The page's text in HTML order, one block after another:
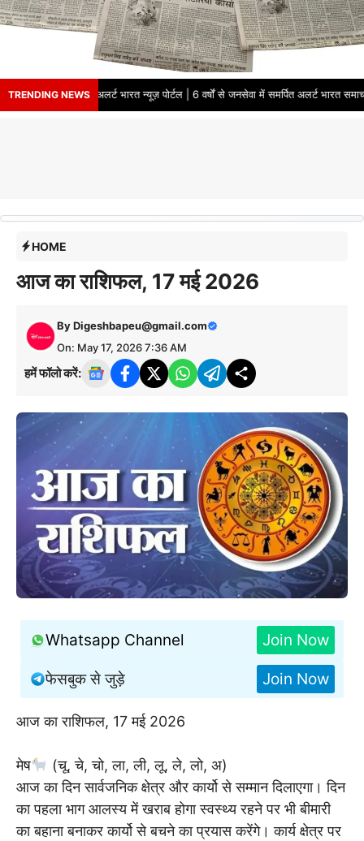
TRENDING NEWS
नाम – अलर्ट भारत न्यूज़ पोर्टल | 6 वर्षों से जनसेवा में समर्पित अलर्ट भारत समाचार पत्र
HOME
आज का राशिफल, 17 मई 2026
ByDigeshbapeu@gmail.com
On: May 17, 2026 7:36 AM
हमें फॉलो करें:
Whatsapp Channel Join Now
फेसबुक से जुड़े Join Now
आज का राशिफल, 17 मई 2026
मेष
(चू, चे, चो, ला, ली, लू, ले, लो, अ)
आज का दिन सार्वजनिक क्षेत्र और कार्यो से सम्मान दिलाएगा। दिन
का पहला भाग आलस्य में खराब होगा स्वस्थ्य रहने पर भी बीमारी
का बहाना बनाकर कार्यो से बचने का प्रयास करेंगे। कार्य क्षेत्र पर